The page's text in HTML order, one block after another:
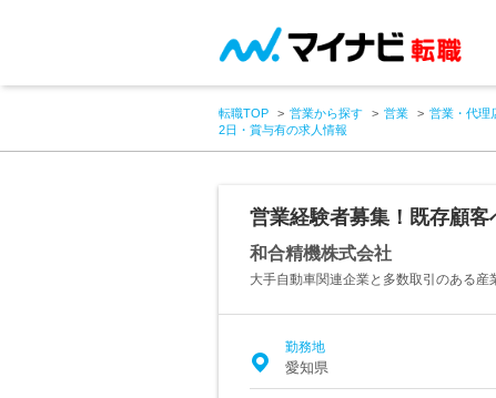
転職TOP 営業から探す 営業 営業・代理
2日・賞与有の求人情報
営業経験者募集！既存顧
和合精機株式会社
大手自動車関連企業と多数取引のある産
勤務地
愛知県